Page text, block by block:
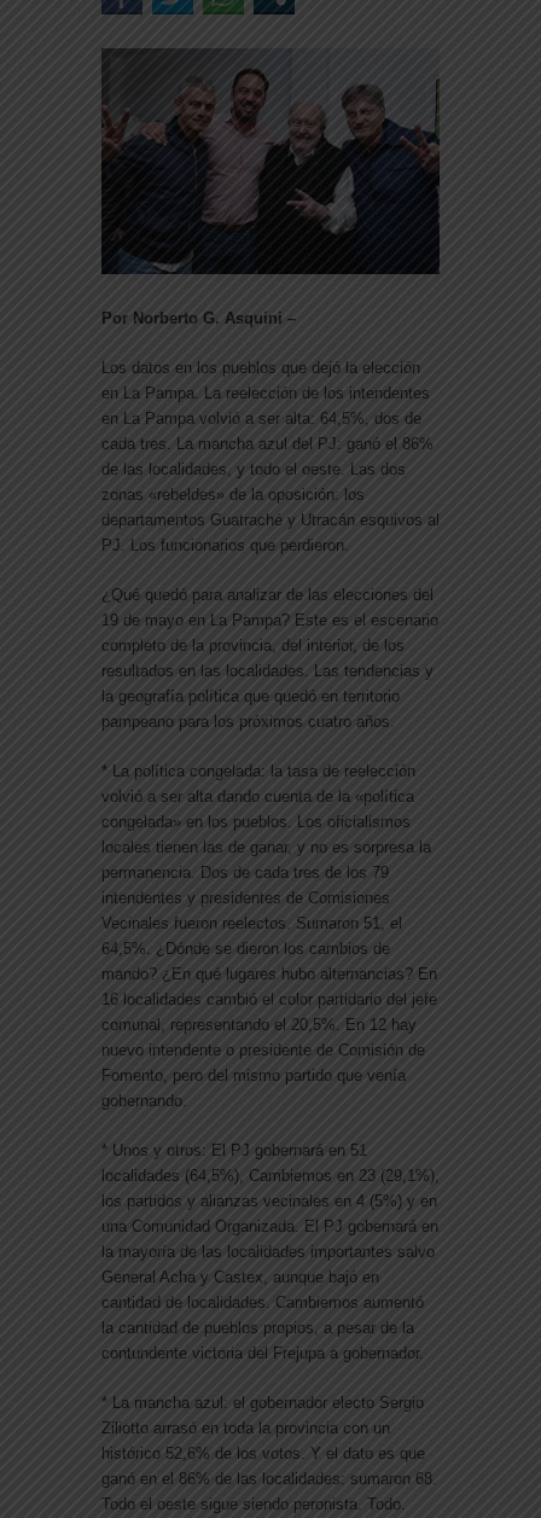
Por Norberto G. Asquini –
Los datos en los pueblos que dejó la elección
en La Pampa. La reelección de los intendentes
en La Pampa volvió a ser alta: 64,5%, dos de
cada tres. La mancha azul del PJ: ganó el 86%
de las localidades, y todo el oeste. Las dos
zonas «rebeldes» de la oposición: los
departamentos Guatraché y Utracán esquivos al
PJ. Los funcionarios que perdieron.
¿Qué quedó para analizar de las elecciones del
19 de mayo en La Pampa? Este es el escenario
completo de la provincia, del interior, de los
resultados en las localidades. Las tendencias y
la geografía política que quedó en territorio
pampeano para los próximos cuatro años.
* La política congelada: la tasa de reelección
volvió a ser alta dando cuenta de la «política
congelada» en los pueblos. Los oficialismos
locales tienen las de ganar, y no es sorpresa la
permanencia. Dos de cada tres de los 79
intendentes y presidentes de Comisiones
Vecinales fueron reelectos. Sumaron 51, el
64,5%. ¿Dónde se dieron los cambios de
mando? ¿En qué lugares hubo alternancias? En
16 localidades cambió el color partidario del jefe
comunal, representando el 20,5%. En 12 hay
nuevo intendente o presidente de Comisión de
Fomento, pero del mismo partido que venía
gobernando.
* Unos y otros: El PJ gobernará en 51
localidades (64,5%), Cambiemos en 23 (29,1%),
los partidos y alianzas vecinales en 4 (5%) y en
una Comunidad Organizada. El PJ gobernará en
la mayoría de las localidades importantes salvo
General Acha y Castex, aunque bajó en
cantidad de localidades. Cambiemos aumentó
la cantidad de pueblos propios, a pesar de la
contundente victoria del Frejupa a gobernador.
* La mancha azul: el gobernador electo Sergio
Ziliotto arrasó en toda la provincia con un
histórico 52,6% de los votos. Y el dato es que
ganó en el 86% de las localidades: sumaron 68.
Todo el oeste sigue siendo peronista. Todo.